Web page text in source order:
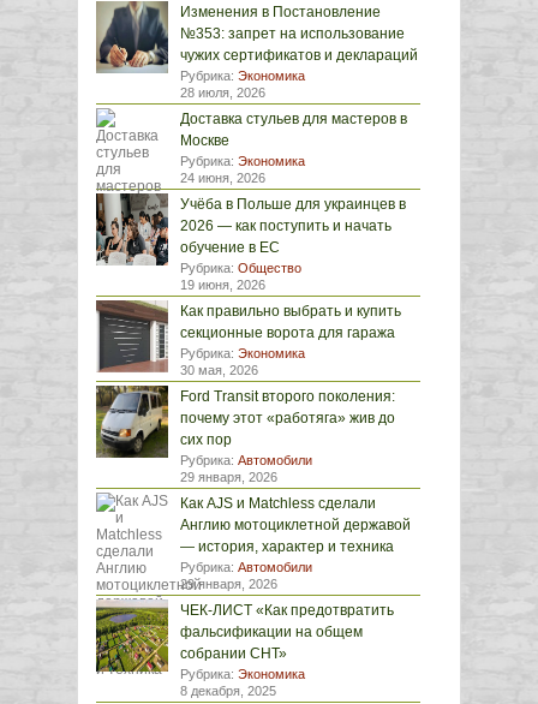
Изменения в Постановление
№353: запрет на использование
чужих сертификатов и деклараций
Рубрика: Экономика
28 июля, 2026
Доставка стульев для мастеров в
Москве
Рубрика: Экономика
24 июня, 2026
Учёба в Польше для украинцев в
2026 — как поступить и начать
обучение в ЕС
Рубрика: Общество
19 июня, 2026
Как правильно выбрать и купить
секционные ворота для гаража
Рубрика: Экономика
30 мая, 2026
Ford Transit второго поколения:
почему этот «работяга» жив до
сих пор
Рубрика: Автомобили
29 января, 2026
Как AJS и Matchless сделали
Англию мотоциклетной державой
— история, характер и техника
Рубрика: Автомобили
29 января, 2026
ЧЕК-ЛИСТ «Как предотвратить
фальсификации на общем
собрании СНТ»
Рубрика: Экономика
8 декабря, 2025